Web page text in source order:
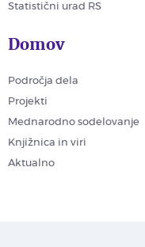
Statistični urad RS
Domov
Področja dela
Projekti
Mednarodno sodelovanje
Knjižnica in viri
Aktualno